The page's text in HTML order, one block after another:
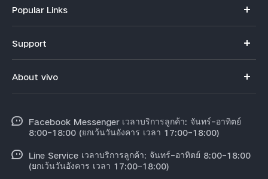
Popular Links
X300
Y31 5G
Support
Funtouch OS
สอบถามเกี่ยวกับราคาอะไหล่
About vivo
ข้อมูลข่าว
สมัครงานที่ vivo
ข้อกฏหมาย
Facebook Messenger เวลาบริการลูกค้า: จันทร์-อาทิตย์
8:00-18:00 (ยกเว้นวันอังคาร เวลา 17:00-18:00)
Line Service เวลาบริการลูกค้า: จันทร์-อาทิตย์ 8:00-18:00
(ยกเว้นวันอังคาร เวลา 17:00-18:00)